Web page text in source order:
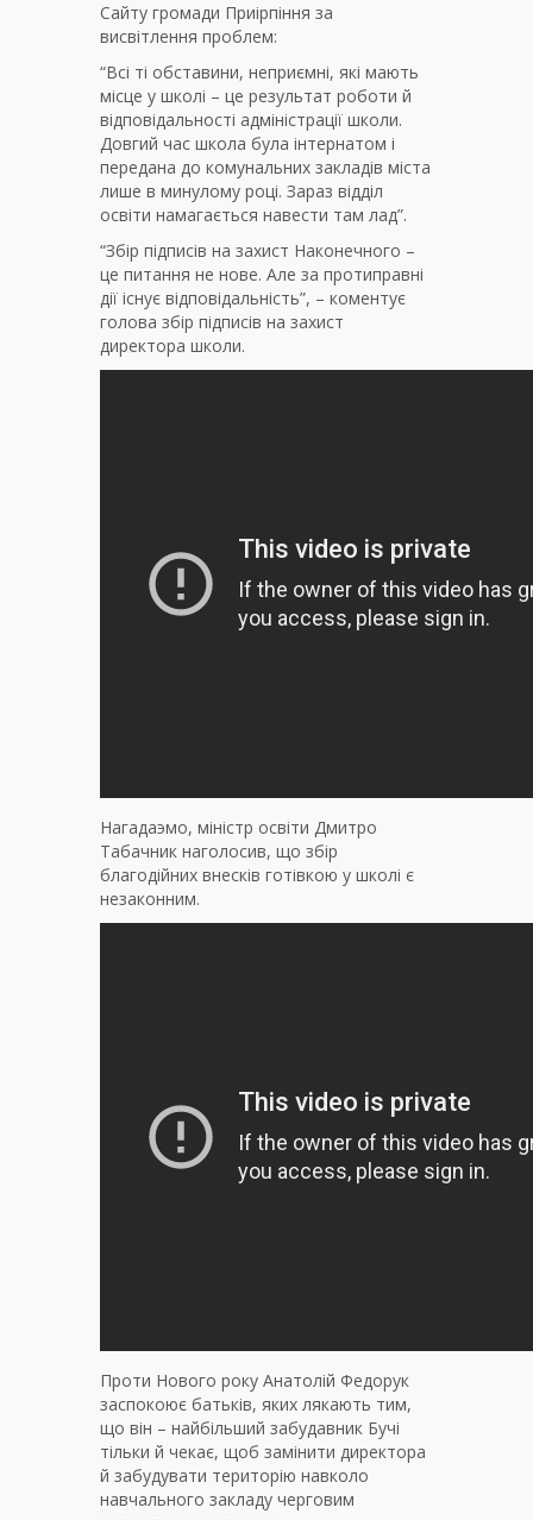
Сайту громади Приірпіння за
висвітлення проблем:
“Всі ті обставини, неприємні, які мають
місце у школі – це результат роботи й
відповідальності адміністрації школи.
Довгий час школа була інтернатом і
передана до комунальних закладів міста
лише в минулому році. Зараз відділ
освіти намагається навести там лад”.
“Збір підписів на захист Наконечного –
це питання не нове. Але за протиправні
дії існує відповідальність”, – коментує
голова збір підписів на захист
директора школи.
Нагадаэмо, міністр освіти Дмитро
Табачник наголосив, що збір
благодійних внесків готівкою у школі є
незаконним.
Проти Нового року Анатолій Федорук
заспокоює батьків, яких лякають тим,
що він – найбільший забудавник Бучі
тільки й чекає, щоб замінити директора
й забудувати територію навколо
навчального закладу черговим